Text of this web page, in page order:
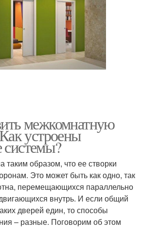
межкомнатную
устроены
таким образом, что ее створки
Это может быть как одно, так
перемещающихся параллельно
внутрь. И если общий
дверей един, то способы
– разные. Поговорим об этом